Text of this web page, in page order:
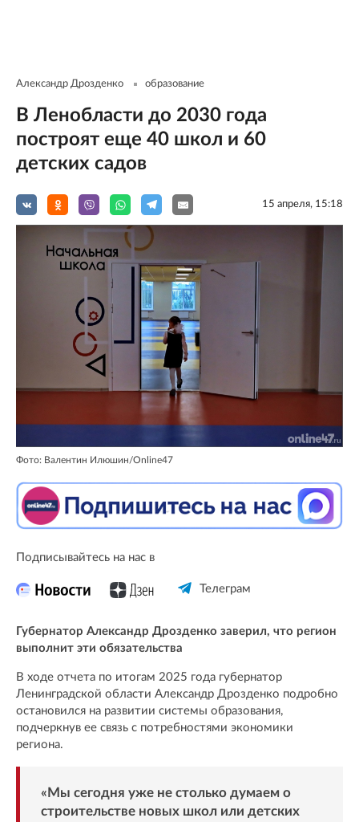
Александр Дрозденко образование
В Ленобласти до 2030 года
построят еще 40 школ и 60
детских садов
15 апреля, 15:18
Фото: Валентин Илюшин/Online47
Подписывайтесь на нас в
Телеграм
Губернатор Александр Дрозденко заверил, что регион
выполнит эти обязательства
В ходе отчета по итогам 2025 года губернатор
Ленинградской области Александр Дрозденко подробно
остановился на развитии системы образования,
подчеркнув ее связь с потребностями экономики
региона.
«Мы сегодня уже не столько думаем о
строительстве новых школ или детских